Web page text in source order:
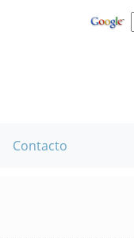
Contacto